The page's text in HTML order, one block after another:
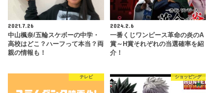
2021.7.26
中山楓奈/五輪スケボーの中学・
高校はどこ？ハーフって本当？両
親の情報も！
2024.2.6
一番くじワンピース革命の炎のA
賞～H賞それぞれの当選確率を紹
介！
テレビ ショッピング